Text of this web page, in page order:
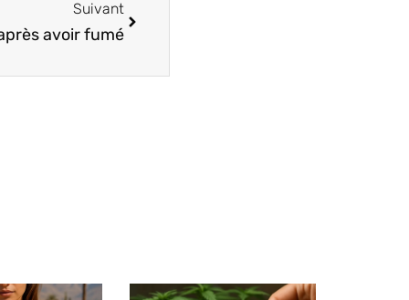
Suivant
avoir fumé